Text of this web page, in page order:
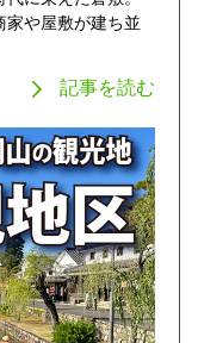
家や屋敷が建ち並
記事を読む